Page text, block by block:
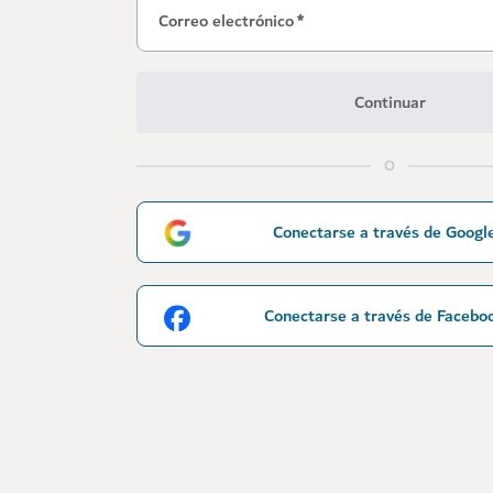
Correo electrónico*
Continuar
O
Conectarse a través de
Conectarse a través de